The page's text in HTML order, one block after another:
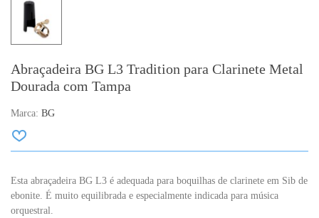
Abraçadeira BG L3 Tradition para Clarinete Metal
Dourada com Tampa
Marca: BG
Esta abraçadeira BG L3 é adequada para boquilhas de clarinete em Sib de
ebonite. É muito equilibrada e especialmente indicada para música
orquestral.